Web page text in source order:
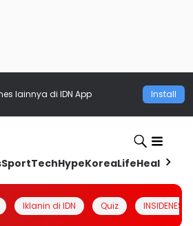
lainnya di IDN App Install
SportTechHypeKoreaLifeHealth
Iklanin di IDN Quiz INSIDENESIA